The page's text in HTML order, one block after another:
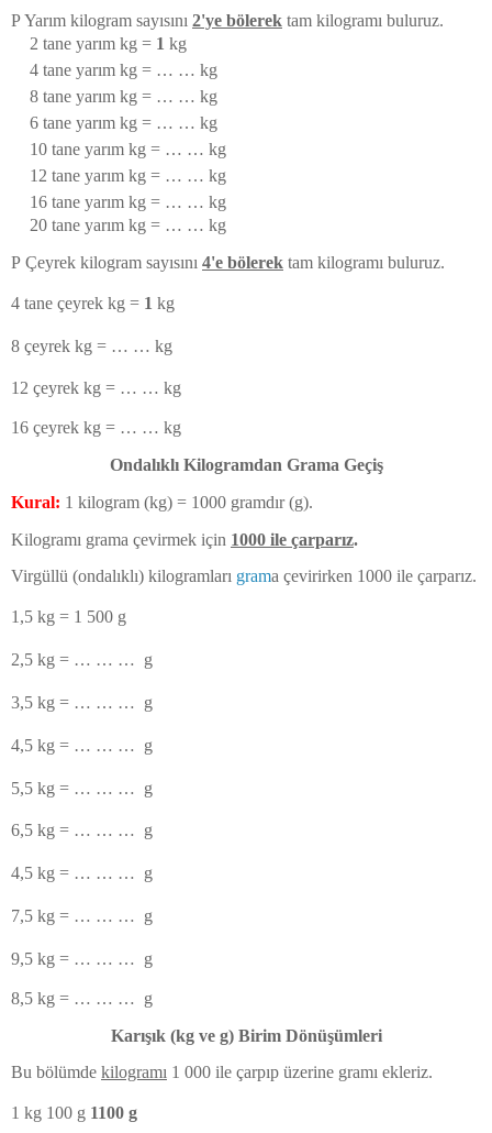
PYarım kilogram sayısını 2'ye bölerek tam kilogramı buluruz.
2 tane yarım kg = 1 kg
4 tane yarım kg = … … kg
8 tane yarım kg = … … kg
6 tane yarım kg = … … kg
10 tane yarım kg = … … kg
12 tane yarım kg = … … kg
16 tane yarım kg = … … kg
20 tane yarım kg = … … kg
P Çeyrek kilogram sayısını 4'e bölerek tam kilogramı buluruz.
4 tane çeyrek kg = 1 kg
8 çeyrek kg = … … kg
12 çeyrek kg = … … kg
16 çeyrek kg = … … kg
Ondalıklı Kilogramdan Grama Geçiş
Kural: 1 kilogram (kg) = 1000 gramdır (g).
Kilogramı grama çevirmek için 1000 ile çarparız.
Virgüllü (ondalıklı) kilogramları grama çevirirken 1000 ile çarparız.
1,5 kg = 1 500 g
2,5 kg = … … … g
3,5 kg = … … … g
4,5 kg = … … … g
5,5 kg = … … … g
6,5 kg = … … … g
4,5 kg = … … … g
7,5 kg = … … … g
9,5 kg = … … … g
8,5 kg = … … …
g
Karışık (kg ve g) Birim Dönüşümleri
Bu bölümde kilogramı 1 000 ile çarpıp üzerine gramı ekleriz.
1 kg 100 g 1100 g